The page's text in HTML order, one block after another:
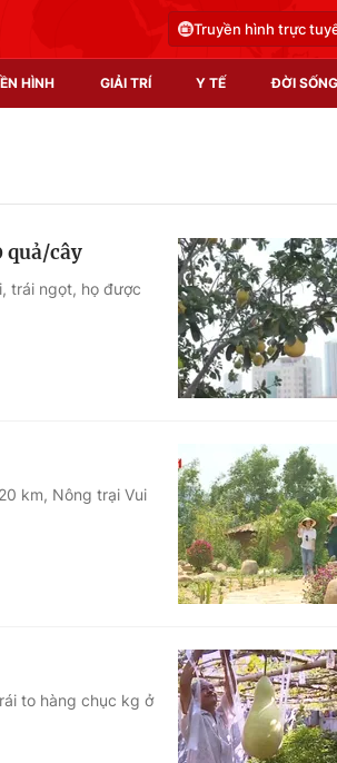
Truyền hình trực
HÌNH GIẢI TRÍ Y TẾ ĐỜI SỐNG
Video
Shorts
Podcast
EMagazine
Photo
Infographic
Góc ảnh
tuyến
Công nghệ
Hitech Công
Sản phẩm
Thị trường
cây
trái ngọt, họ được
km, Nông trại Vui
to hàng chục kg ở